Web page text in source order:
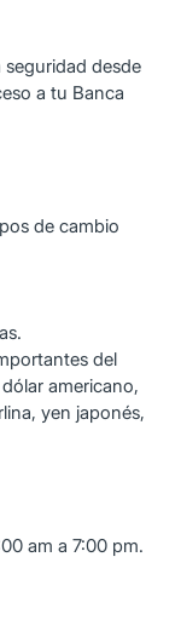
desde
a tu Banca
de cambio
del
americano,
yen japonés,
am a 7:00 pm.